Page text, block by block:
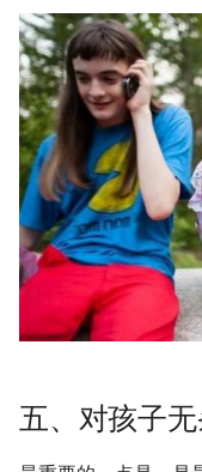
五、对孩子